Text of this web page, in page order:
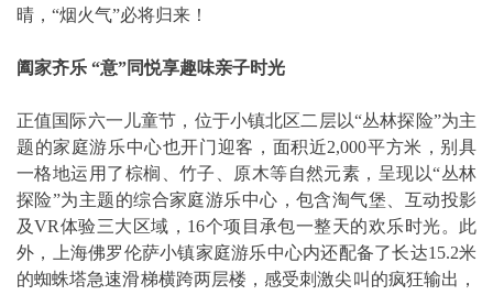
晴，“烟火气”必将归来！
阖家齐乐 “意”同悦享趣味亲子时光
正值国际六一儿童节，位于小镇北区二层以“丛林探险”为主
题的家庭游乐中心也开门迎客，面积近2,000平方米，别具
一格地运用了棕榈、竹子、原木等自然元素，呈现以“丛林
探险”为主题的综合家庭游乐中心，包含淘气堡、互动投影
及VR体验三大区域，16个项目承包一整天的欢乐时光。此
外，上海佛罗伦萨小镇家庭游乐中心内还配备了长达15.2米
的蜘蛛塔急速滑梯横跨两层楼，感受刺激尖叫的疯狂输出，